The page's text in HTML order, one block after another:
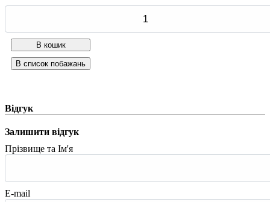
Відгук
Залишити відгук
Прізвище та Ім'я
E-mail